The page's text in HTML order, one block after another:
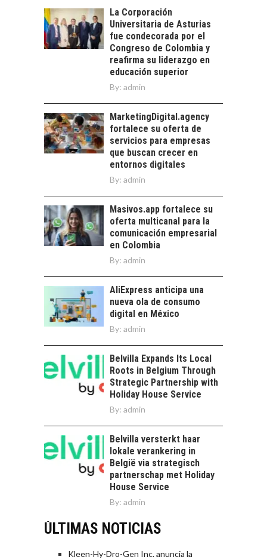
pymes en Chile:
alternativas que
trascienden el
crédito…
EL CRECIMIENTO DE
LOS SERVICIOS
DIGITALES
EXPORTADOS DESDE
CHILE
El auge de las
exportaciones de
servicios digitales en
Chile:…
TURISMO EN EL
DESIERTO DE
ATACAMA:
OPORTUNIDADES
PARA EL
DESARROLLO LOCAL
Atacama: Motor
Estratégico para el
Desarrollo Turístico…
La Corporación
Universitaria de Asturias
fue condecorada por el
Congreso de Colombia y
reafirma su liderazgo en
educación superior
By: admin
MarketingDigital.agency
fortalece su oferta de
servicios para empresas
que buscan crecer en
entornos digitales
By: admin
Masivos.app fortalece su
oferta multicanal para la
comunicación empresarial
en Colombia
By: admin
AliExpress anticipa una
nueva ola de consumo
digital en México
By: admin
Belvilla Expands Its Local
Roots in Belgium Through
Strategic Partnership with
Holiday House Service
By: admin
Belvilla versterkt haar
lokale verankering in
België via strategisch
partnerschap met Holiday
House Service
By: admin
ÚLTIMAS NOTICIAS
Kleen-Hy-Dro-Gen Inc. anuncia la